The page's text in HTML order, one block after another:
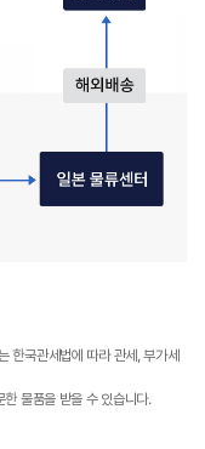
한국관세법에 따라 관세, 부가세
물품을 받을 수 있습니다.